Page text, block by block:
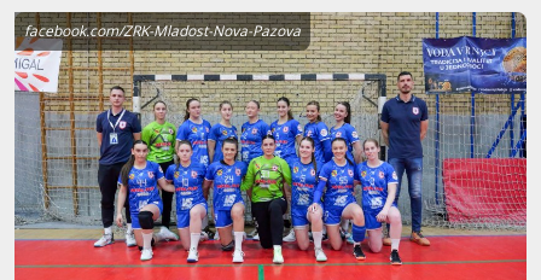
facebook.com/ZRK-Mladost-Nova-Pazova